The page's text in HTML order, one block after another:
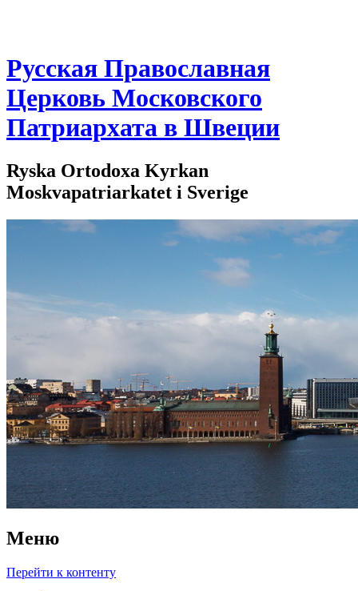
Русская Православная
Церковь Московского
Патриархата в Швеции
Ryska Ortodoxa Kyrkan
Moskvapatriarkatet i Sverige
Меню
Перейти к контенту